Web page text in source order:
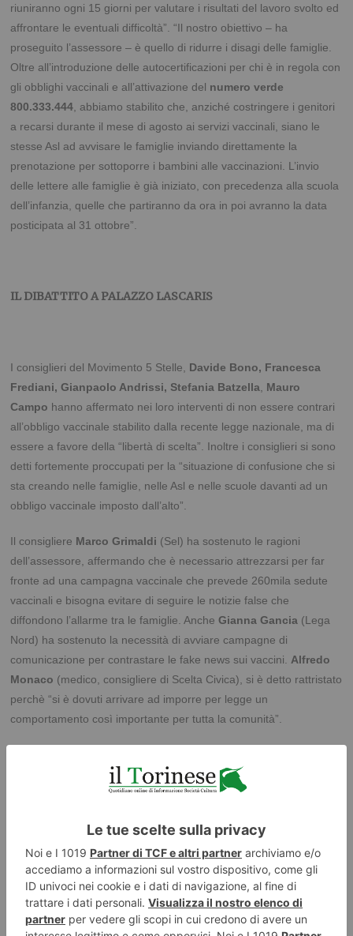
riuniranno ogni 15 giorni per valutare i risultati del lavoro svolto ed
affrontare le eventuali difficoltà”.“Il nostro obiettivo – ha
proseguito l’assessore – è quello di ridurre i disagi delle famiglie.
Oltre all’introduzione delle autocertificazioni per chi è in regola con
gli obblighi vaccinali e all’attivazione del numero verde
800.333.444 , abbiamo stabilito che, anziché costringere i genitori
a recarsi durante il mese di agosto ai servizi vaccinali, siano le
stesse Asl ad avvisare le famiglie inviando direttamente la
prenotazione per sottoporre i bambini alle vaccinazioni. L’invio
delle lettere alle famiglie è già iniziato, con precedenza alla scuola
dell’infanzia, quelle che partiranno da ora in poi avranno la data
posticipata al 31 ottobre”.
IL DIBATTITO A PALAZZO LASCARIS
I consiglieri del Movimento 5 Stelle, Davide Bono, Francesca
Frediani, Gianpaolo Andrissi, Stefania Batzella
Mauro
Campo hanno affermato nei loro interventi di non essere contrari
all’obbligo vaccinale stabilito dalla recente legge nazionale, ma di
essere a favore della “libertà di scelta”. Inoltre i consiglieri si sono
detti fortemente proccupati per la “situazione di confusione che si
sta creando nelle famiglie, nelle Asl e nelle scuole davanti ad un
obbligo vaccinale imposto dall’alto”.
Il consigliere Marco Grimaldi (Sel) ha sostenuto le ragioni
dell’assessore, affermando che è necessario attrezzarsi per far
fronte ad una campagna vaccinale che prevede 260mila sedute
vaccinali e bisogna evitare di seguire le notizie false che
diffondono l’allarme tra le famiglie. AncheGianna Gancia (Lega
Nord) ha sostenuto la necessità di avviare campagne di
comunicazione per contrastare le fake news sui vaccini. Alfredo
Monaco (medico, consigliere di Scelta Civica), si è detto rattristato
perchè “si è dovuti arrivare ad imporre per legge un
comportamento così importante per tutta la comunità”.
vaccini il suo primo intervento in Aula consiliare: “Saitta ha seguito
un approccio razionale e apprezzabile. Dobbiamo tutelare la
servizio sanitario”. AncheGianluca Vignale(Mns) si è detto
d’accordo con l’operato dell’assessore ed ha ricordato che la
Regione Piemonte ha anticipato il decreto del Ministro con due
progetti di legge depositati in Consiglio regionale.
www.cr.piemonte.it